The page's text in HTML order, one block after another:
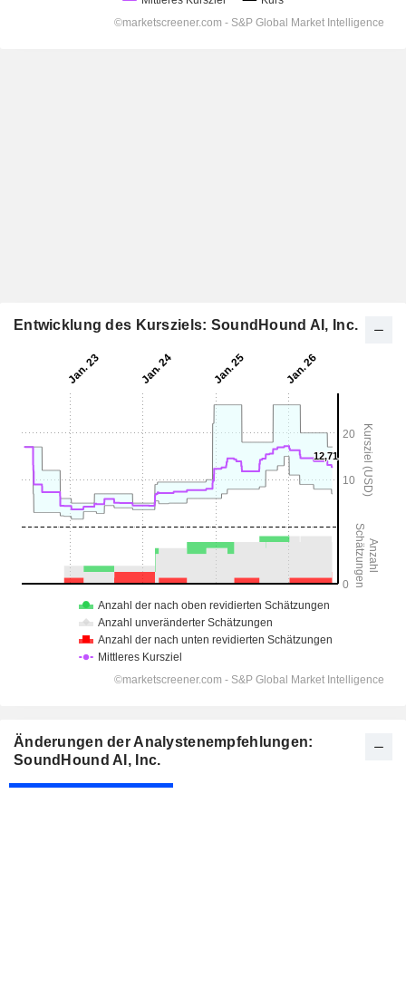
Entwicklung des Kursziels: SoundHound AI, Inc.
Änderungen der Analystenempfehlungen:
SoundHound AI, Inc.